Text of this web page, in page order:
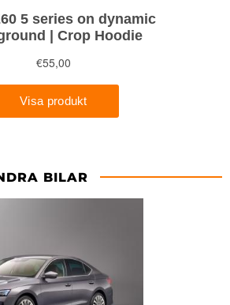
BILAR